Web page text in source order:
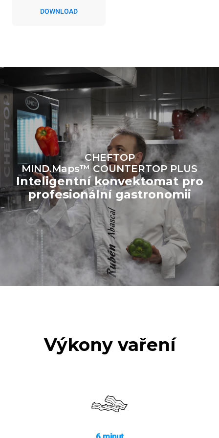
zdrojů.Greenhouse Gas
Estimate based on daily use of
the oven (300 days/year):
6 light loads of roast
chickens (loaded at 20%)
1 full load of roast potatoes
3 full loads cooking with
steam
2 hours in an empty oven at
180 °C
Estimated assuming the
following weekly washing
programs (42 weeks/year):
1 long wash
1 medium wash
DOWNLOAD
CHEFTOP
MIND.Maps™ COUNTERTOP PLUS
Inteligentní konvektomat pro
profesionální gastronomii
Výkony vaření